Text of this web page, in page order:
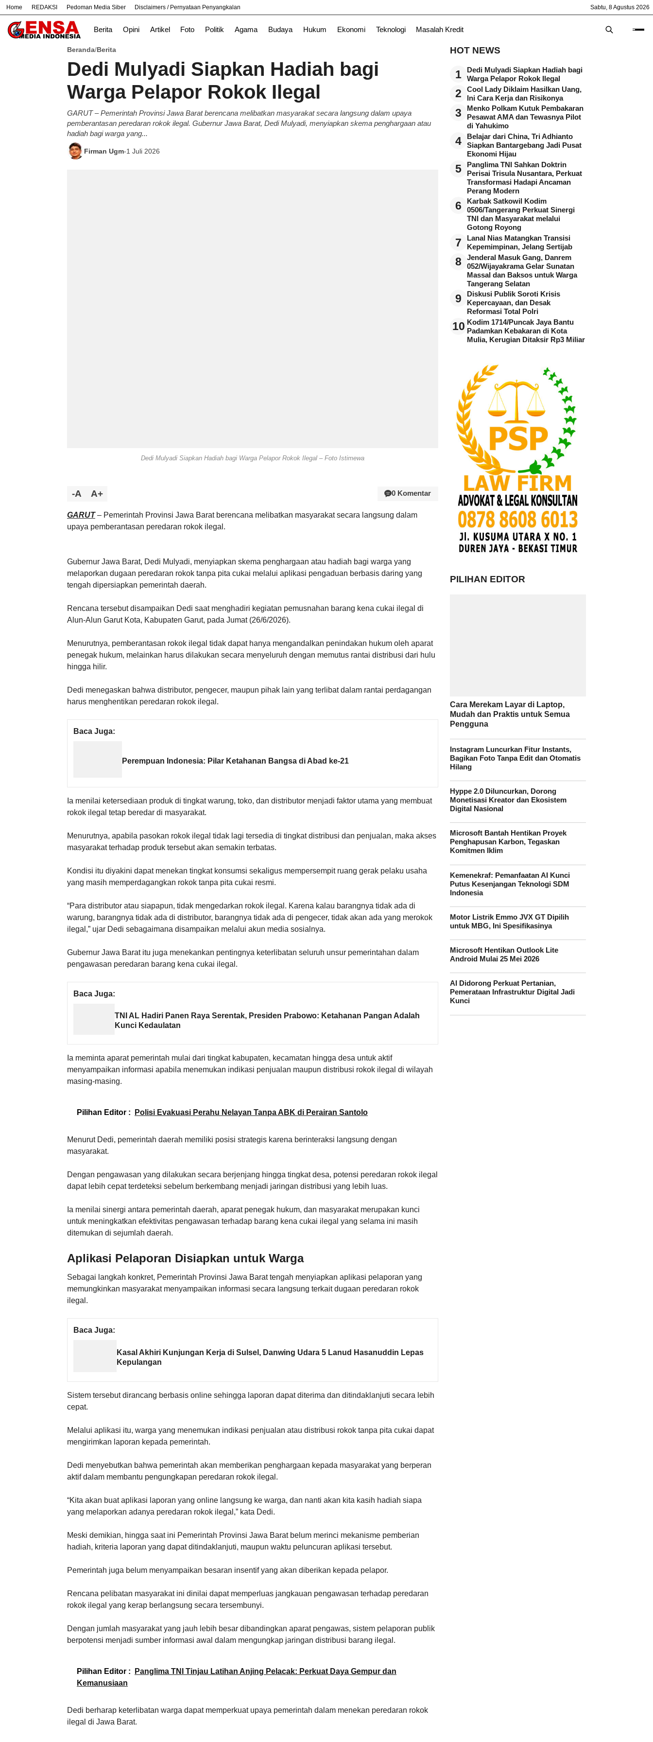
Home REDAKSI Pedoman Media Siber Disclaimers / Pernyataan Penyangkalan Sabtu, 8 Agustus 2026
Berita Opini Artikel Foto Politik Agama Budaya Hukum Ekonomi Teknologi Masalah Kredit
# Bandung Bekasi Hukum Nasional News TNI
Beranda/Berita
Dedi Mulyadi Siapkan Hadiah bagi
Warga Pelapor Rokok Ilegal
GARUT – Pemerintah Provinsi Jawa Barat berencana melibatkan masyarakat secara langsung dalam upaya
pemberantasan peredaran rokok ilegal. Gubernur Jawa Barat, Dedi Mulyadi, menyiapkan skema penghargaan atau
hadiah bagi warga yang...
Firman Ugm-1 Juli 2026
Dedi Mulyadi Siapkan Hadiah bagi Warga Pelapor Rokok Ilegal – Foto Istimewa
-A A+ 0 Komentar
GARUT– Pemerintah Provinsi Jawa Barat berencana melibatkan masyarakat secara langsung dalam
upaya pemberantasan peredaran rokok ilegal.
Gubernur Jawa Barat, Dedi Mulyadi, menyiapkan skema penghargaan atau hadiah bagi warga yang
melaporkan dugaan peredaran rokok tanpa pita cukai melalui aplikasi pengaduan berbasis daring yang
tengah dipersiapkan pemerintah daerah.
Rencana tersebut disampaikan Dedi saat menghadiri kegiatan pemusnahan barang kena cukai ilegal di
Alun-Alun Garut Kota, Kabupaten Garut, pada Jumat (26/6/2026).
Menurutnya, pemberantasan rokok ilegal tidak dapat hanya mengandalkan penindakan hukum oleh aparat
penegak hukum, melainkan harus dilakukan secara menyeluruh dengan memutus rantai distribusi dari hulu
hingga hilir.
Dedi menegaskan bahwa distributor, pengecer, maupun pihak lain yang terlibat dalam rantai perdagangan
harus menghentikan peredaran rokok ilegal.
Baca Juga:
Perempuan Indonesia: Pilar Ketahanan Bangsa di Abad ke-21
Ia menilai ketersediaan produk di tingkat warung, toko, dan distributor menjadi faktor utama yang membuat
rokok ilegal tetap beredar di masyarakat.
Menurutnya, apabila pasokan rokok ilegal tidak lagi tersedia di tingkat distribusi dan penjualan, maka akses
masyarakat terhadap produk tersebut akan semakin terbatas.
Kondisi itu diyakini dapat menekan tingkat konsumsi sekaligus mempersempit ruang gerak pelaku usaha
yang masih memperdagangkan rokok tanpa pita cukai resmi.
“Para distributor atau siapapun, tidak mengedarkan rokok ilegal. Karena kalau barangnya tidak ada di
warung, barangnya tidak ada di distributor, barangnya tidak ada di pengecer, tidak akan ada yang merokok
ilegal,” ujar Dedi sebagaimana disampaikan melalui akun media sosialnya.
Gubernur Jawa Barat itu juga menekankan pentingnya keterlibatan seluruh unsur pemerintahan dalam
pengawasan peredaran barang kena cukai ilegal.
Baca Juga:
TNI AL Hadiri Panen Raya Serentak, Presiden Prabowo: Ketahanan Pangan Adalah
Kunci Kedaulatan
Ia meminta aparat pemerintah mulai dari tingkat kabupaten, kecamatan hingga desa untuk aktif
menyampaikan informasi apabila menemukan indikasi penjualan maupun distribusi rokok ilegal di wilayah
masing-masing.
Pilihan Editor : Polisi Evakuasi Perahu Nelayan Tanpa ABK di Perairan Santolo
Menurut Dedi, pemerintah daerah memiliki posisi strategis karena berinteraksi langsung dengan
masyarakat.
Dengan pengawasan yang dilakukan secara berjenjang hingga tingkat desa, potensi peredaran rokok ilegal
dapat lebih cepat terdeteksi sebelum berkembang menjadi jaringan distribusi yang lebih luas.
Ia menilai sinergi antara pemerintah daerah, aparat penegak hukum, dan masyarakat merupakan kunci
untuk meningkatkan efektivitas pengawasan terhadap barang kena cukai ilegal yang selama ini masih
ditemukan di sejumlah daerah.
Aplikasi Pelaporan Disiapkan untuk Warga
Sebagai langkah konkret, Pemerintah Provinsi Jawa Barat tengah menyiapkan aplikasi pelaporan yang
memungkinkan masyarakat menyampaikan informasi secara langsung terkait dugaan peredaran rokok
ilegal.
Baca Juga:
Kasal Akhiri Kunjungan Kerja di Sulsel, Danwing Udara 5 Lanud Hasanuddin Lepas
Kepulangan
Sistem tersebut dirancang berbasis online sehingga laporan dapat diterima dan ditindaklanjuti secara lebih
cepat.
Melalui aplikasi itu, warga yang menemukan indikasi penjualan atau distribusi rokok tanpa pita cukai dapat
mengirimkan laporan kepada pemerintah.
Dedi menyebutkan bahwa pemerintah akan memberikan penghargaan kepada masyarakat yang berperan
aktif dalam membantu pengungkapan peredaran rokok ilegal.
“Kita akan buat aplikasi laporan yang online langsung ke warga, dan nanti akan kita kasih hadiah siapa
yang melaporkan adanya peredaran rokok ilegal,” kata Dedi.
Meski demikian, hingga saat ini Pemerintah Provinsi Jawa Barat belum merinci mekanisme pemberian
hadiah, kriteria laporan yang dapat ditindaklanjuti, maupun waktu peluncuran aplikasi tersebut.
Pemerintah juga belum menyampaikan besaran insentif yang akan diberikan kepada pelapor.
Rencana pelibatan masyarakat ini dinilai dapat memperluas jangkauan pengawasan terhadap peredaran
rokok ilegal yang kerap berlangsung secara tersembunyi.
Dengan jumlah masyarakat yang jauh lebih besar dibandingkan aparat pengawas, sistem pelaporan publik
berpotensi menjadi sumber informasi awal dalam mengungkap jaringan distribusi barang ilegal.
Pilihan Editor :
Panglima TNI Tinjau Latihan Anjing Pelacak: Perkuat Daya Gempur dan
Kemanusiaan
Dedi berharap keterlibatan warga dapat memperkuat upaya pemerintah dalam menekan peredaran rokok
ilegal di Jawa Barat.
HOT NEWS
1
Dedi Mulyadi Siapkan Hadiah bagi
Warga Pelapor Rokok Ilegal
2
Cool Lady Diklaim Hasilkan Uang,
Ini Cara Kerja dan Risikonya
3
Menko Polkam Kutuk Pembakaran
Pesawat AMA dan Tewasnya Pilot
di Yahukimo
4
Belajar dari China, Tri Adhianto
Siapkan Bantargebang Jadi Pusat
Ekonomi Hijau
5
Panglima TNI Sahkan Doktrin
Perisai Trisula Nusantara, Perkuat
Transformasi Hadapi Ancaman
Perang Modern
6
Karbak Satkowil Kodim
0506/Tangerang Perkuat Sinergi
TNI dan Masyarakat melalui
Gotong Royong
7
Lanal Nias Matangkan Transisi
Kepemimpinan, Jelang Sertijab
8
Jenderal Masuk Gang, Danrem
052/Wijayakrama Gelar Sunatan
Massal dan Baksos untuk Warga
Tangerang Selatan
9
Diskusi Publik Soroti Krisis
Kepercayaan, dan Desak
Reformasi Total Polri
10 Kodim 1714/Puncak Jaya Bantu
Padamkan Kebakaran di Kota
Mulia, Kerugian Ditaksir Rp3 Miliar
PILIHAN EDITOR
Cara Merekam Layar di Laptop,
Mudah dan Praktis untuk Semua
Pengguna
Instagram Luncurkan Fitur Instants,
Bagikan Foto Tanpa Edit dan Otomatis
Hilang
Hyppe 2.0 Diluncurkan, Dorong
Monetisasi Kreator dan Ekosistem
Digital Nasional
Microsoft Bantah Hentikan Proyek
Penghapusan Karbon, Tegaskan
Komitmen Iklim
Kemenekraf: Pemanfaatan AI Kunci
Putus Kesenjangan Teknologi SDM
Indonesia
Motor Listrik Emmo JVX GT Dipilih
untuk MBG, Ini Spesifikasinya
Microsoft Hentikan Outlook Lite
Android Mulai 25 Mei 2026
AI Didorong Perkuat Pertanian,
Pemerataan Infrastruktur Digital Jadi
Kunci